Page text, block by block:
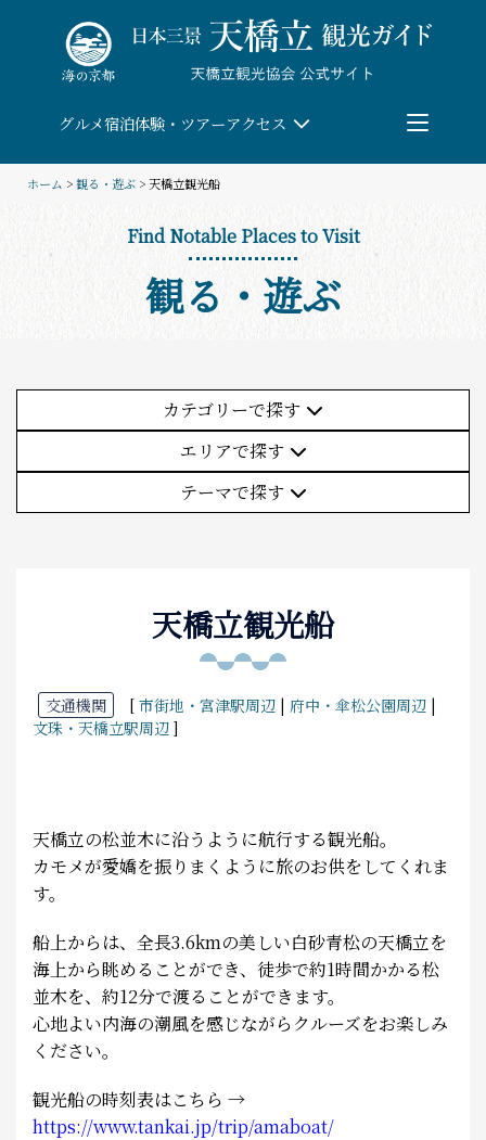
content
グルメ宿泊体験・ツアーアクセス
団体予約
観る・遊ぶ
体験・ツアー
食べる
お土産
アクセス
ホーム >観る・遊ぶ > 天橋立観光船
Find Notable Places to Visit
観る・遊ぶ
カテゴリーで探す
(5件)
(10件)
(1件)
(1件)
(4件)
(6件)
(3件)
エリアで探す
(6件)
(8件)
(3件)
テーマで探す
(2件)
(3件)
天橋立観光船
交通機関 [ 市街地・宮津駅周辺 | 府中・傘松公園周辺 |
文珠・天橋立駅周辺 ]
天橋立の松並木に沿うように航行する観光船。
カモメが愛嬌を振りまくように旅のお供をしてくれま
す。
船上からは、全長3.6kmの美しい白砂青松の天橋立を
海上から眺めることができ、徒歩で約1時間かかる松
並木を、約12分で渡ることができます。
心地よい内海の潮風を感じながらクルーズをお楽しみ
ください。
観光船の時刻表はこちら →
https://www.tankai.jp/trip/amaboat/